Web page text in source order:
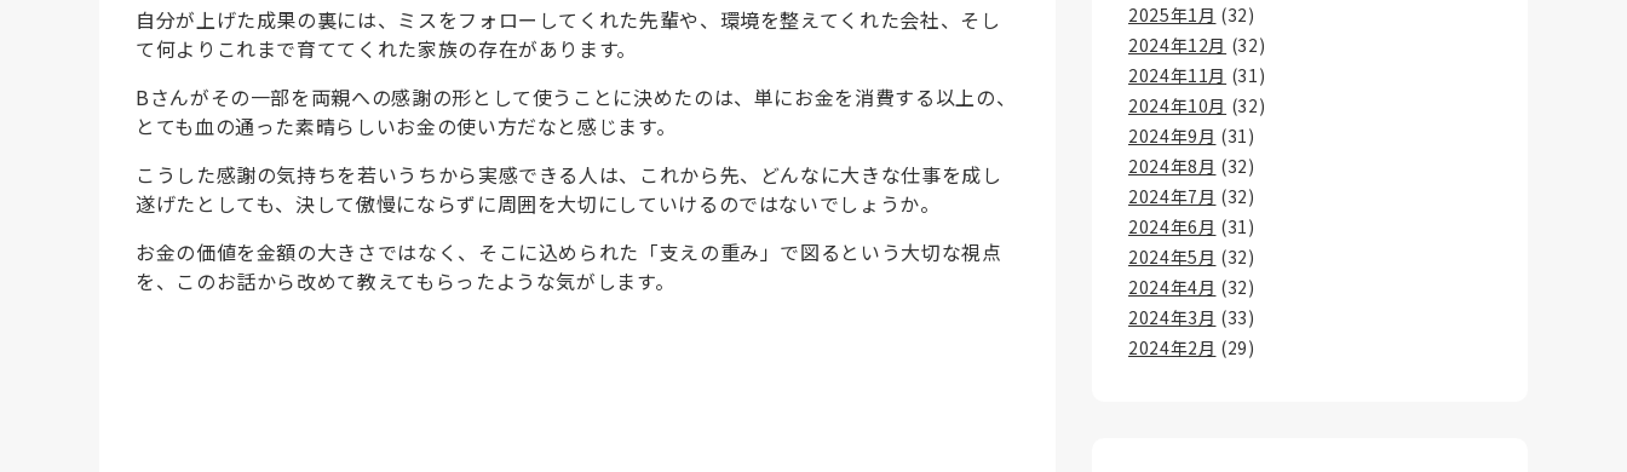
自分が上げた成果の裏には、ミスをフォローしてくれた先輩や、環境を整えてくれた会社、そし
て何よりこれまで育ててくれた家族の存在があります。
Bさんがその一部を両親への感謝の形として使うことに決めたのは、単にお金を消費する以上の、
とても血の通った素晴らしいお金の使い方だなと感じます。
こうした感謝の気持ちを若いうちから実感できる人は、これから先、どんなに大きな仕事を成し
遂げたとしても、決して傲慢にならずに周囲を大切にしていけるのではないでしょうか。
お金の価値を金額の大きさではなく、そこに込められた「支えの重み」で図るという大切な視点
を、このお話から改めて教えてもらったような気がします。
2025年1月 (32)
2024年12月 (32)
2024年11月 (31)
2024年10月 (32)
2024年9月 (31)
2024年8月 (32)
2024年7月 (32)
2024年6月 (31)
2024年5月 (32)
2024年4月 (32)
2024年3月 (33)
2024年2月 (29)